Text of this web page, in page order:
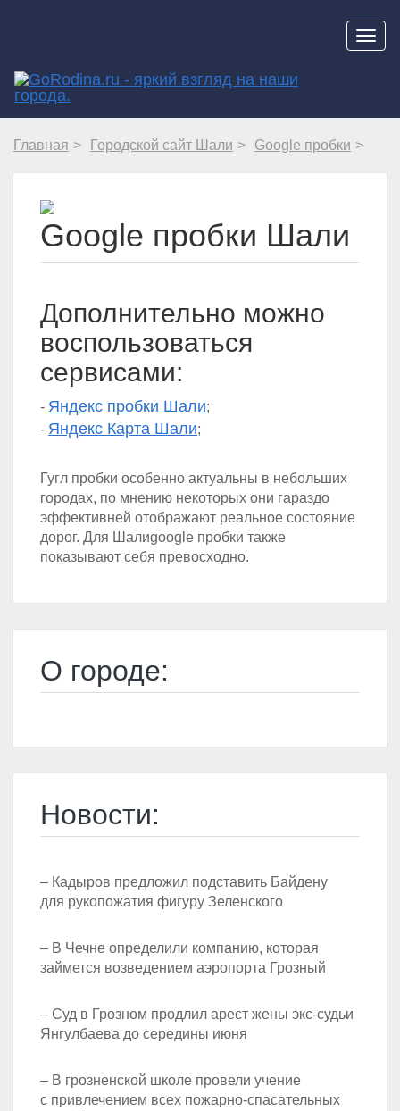
Главная Городской сайт Шали Google пробки
Google пробки Шали
Дополнительно можно
воспользоваться
сервисами:
- Яндекс пробки Шали;
- Яндекс Карта Шали;
Гугл пробки особенно актуальны в небольших
городах, по мнению некоторых они гараздо
эффективней отображают реальное состояние
дорог. Для Шалиgoogle пробки также
показывают себя превосходно.
О городе:
Новости:
– Кадыров предложил подставить Байдену
для рукопожатия фигуру Зеленского
– В Чечне определили компанию, которая
займется возведением аэропорта Грозный
– Суд в Грозном продлил арест жены экс-судьи
Янгулбаева до середины июня
– В грозненской школе провели учение
с привлечением всех пожарно-спасательных